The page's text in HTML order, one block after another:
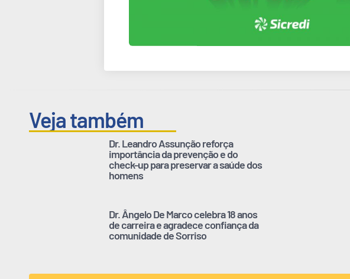
Veja também
Dr. Leandro Assunção reforça
importância da prevenção e do
check-up para preservar a saúde dos
homens
Dr. Ângelo De Marco celebra 18 anos
de carreira e agradece confiança da
comunidade de Sorriso